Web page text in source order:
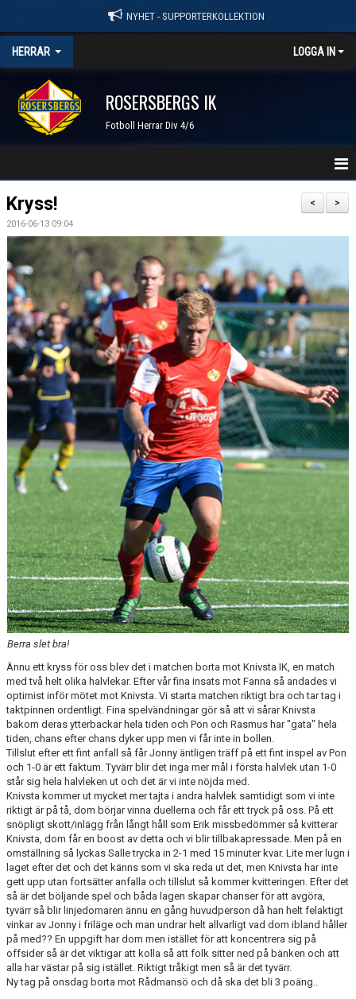
NYHET - SUPPORTERKOLLEKTION
HERRAR LOGGA IN
ROSERSBERGS IK
Fotboll Herrar Div 4/6
HEM
NYHETER
KALENDER
TRUPPEN
GÄSTBOK
BILDGALLERI
DOKUMENT
KONTAKT
SPONSORER
UPPLANDSCUPEN 2026
SERIETABELL DIV 4 2026
MATCHER
>
<
Kryss!
2016-06-13 09:04
Berra slet bra!
Ännu ett kryss för oss blev det i matchen borta mot Knivsta IK, en match
med två helt olika halvlekar. Efter vår fina insats mot Fanna så andades vi
optimist inför mötet mot Knivsta. Vi starta matchen riktigt bra och tar tag i
taktpinnen ordentligt. Fina spelvändningar gör så att vi sårar Knivsta
bakom deras ytterbackar hela tiden och Pon och Rasmus har "gata" hela
tiden, chans efter chans dyker upp men vi får inte in bollen.
Tillslut efter ett fint anfall så får Jonny äntligen träff på ett fint inspel av Pon
och 1-0 är ett faktum. Tyvärr blir det inga mer mål i första halvlek utan 1-0
står sig hela halvleken ut och det är vi inte nöjda med.
Knivsta kommer ut mycket mer tajta i andra halvlek samtidigt som vi inte
riktigt är på tå, dom börjar vinna duellerna och får ett tryck på oss. På ett
snöpligt skott/inlägg från långt håll som Erik missbedömmer så kvitterar
Knivsta, dom får en boost av detta och vi blir tillbakapressade. Men på en
omställning så lyckas Salle trycka in 2-1 med 15 minuter kvar. Lite mer lugn i
laget efter det och det känns som vi ska reda ut det, men Knivsta har inte
gett upp utan fortsätter anfalla och tillslut så kommer kvitteringen. Efter det
så är det böljande spel och båda lagen skapar chanser för att avgöra,
tyvärr så blir linjedomaren ännu en gång huvudperson då han helt felaktigt
vinkar av Jonny i friläge och man undrar helt allvarligt vad dom ibland håller
på med?? En uppgift har dom men istället för att koncentrera sig på
offsider så är det viktigar att kolla så att folk sitter ned på bänken och att
alla har västar på sig istället. Riktigt tråkigt men så är det tyvärr.
Ny tag på onsdag borta mot Rådmansö och då ska det bli 3 poäng..